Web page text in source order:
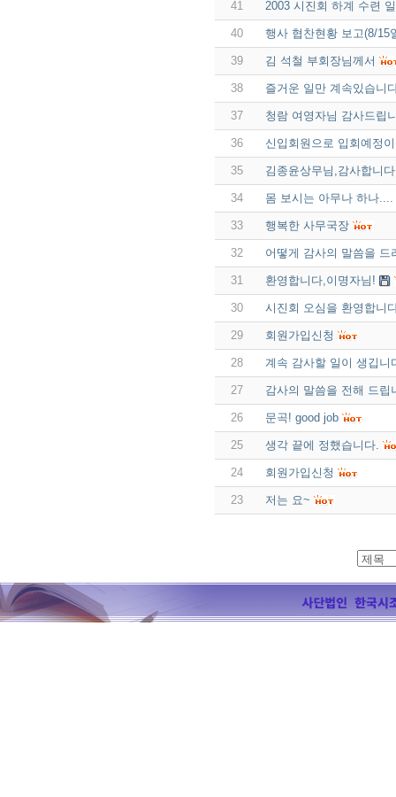
41 2003 시진회 하계 수련
40 행사 협찬현황 보고(8/15
39 김 석철 부회장님께서
38 즐거운 일만 계속있습니
37 청람 여영자님 감사드립
36 신입회원으로 입회예정
35 김종윤상무님,감사합니
34 몸 보시는 아무나 하나....
33 행복한 사무국장
32 어떻게 감사의 말씀을 드
31 환영합니다,이명자님!
30 시진회 오심을 환영합니
29 회원가입신청
28 계속 감사할 일이 생깁니
27 감사의 말씀을 전해 드립
26 문곡! good job
25 생각 끝에 정했습니다.
24 회원가입신청
23 저는 요~